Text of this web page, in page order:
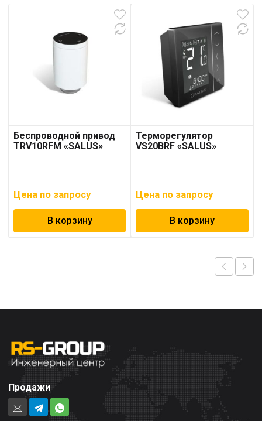
Беспроводной привод
TRV10RFM «SALUS»
Цена по запросу
В корзину
Терморегулятор
VS20BRF «SALUS»
Цена по запросу
В корзину
Продажи